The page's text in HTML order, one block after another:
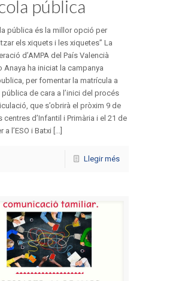
pública
pública és la millor opció per
els xiquets i les xiquetes” La
d’AMPA del País Valencià
Anaya ha iniciat la campanya
per fomentar la matrícula a
pública de cara a l’inici del procés
que s’obrirà el pròxim 9 de
centres d’Infantil i Primària i el 21 de
l’ESO i Batxi [...]
Llegir més